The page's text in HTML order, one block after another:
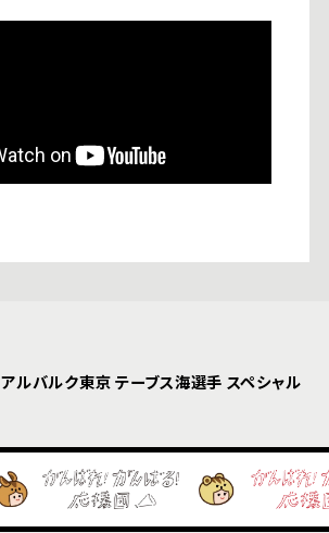
アルバルク東京 テーブス海選手 スペシャル